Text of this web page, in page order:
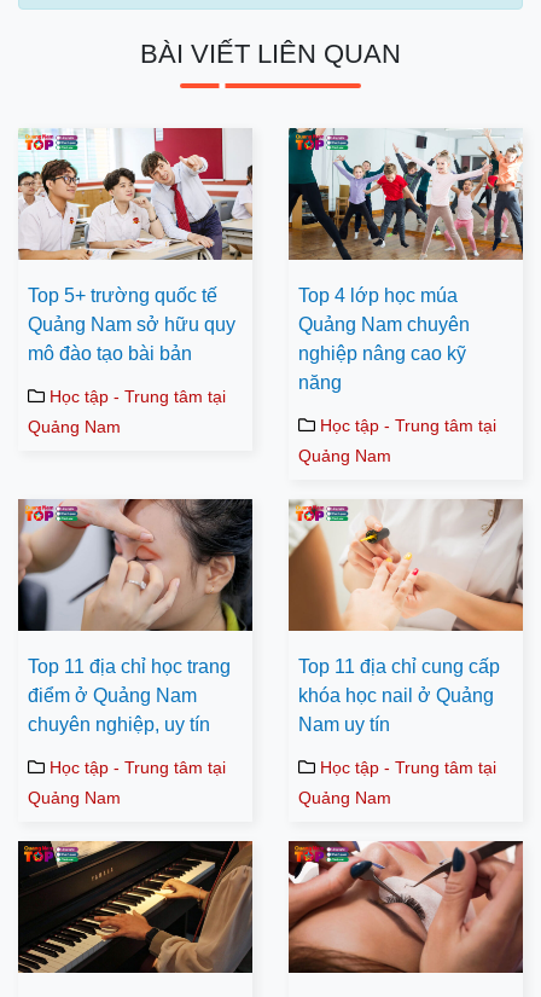
BÀI VIẾT LIÊN QUAN
Top 5+ trường quốc tế
Quảng Nam sở hữu quy
mô đào tạo bài bản
Học tập - Trung tâm tại
Quảng Nam
Top 4 lớp học múa
Quảng Nam chuyên
nghiệp nâng cao kỹ
năng
Học tập - Trung tâm tại
Quảng Nam
Top 11 địa chỉ học trang
điểm ở Quảng Nam
chuyên nghiệp, uy tín
Học tập - Trung tâm tại
Quảng Nam
Top 11 địa chỉ cung cấp
khóa học nail ở Quảng
Nam uy tín
Học tập - Trung tâm tại
Quảng Nam